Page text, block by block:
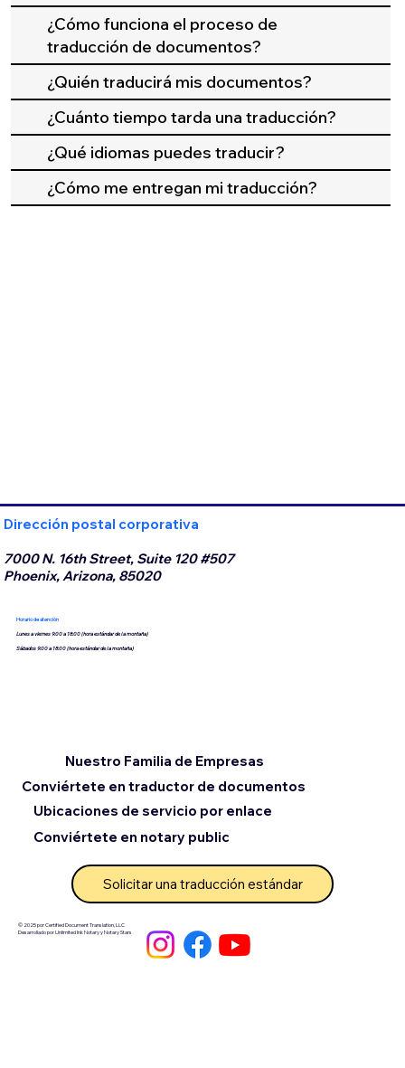
¿Cómo funciona el proceso de
traducción de documentos?
¿Quién traducirá mis documentos?
¿Cuánto tiempo tarda una traducción?
¿Qué idiomas puedes traducir?
¿Cómo me entregan mi traducción?
Dirección postal corporativa
7000 N. 16th Street, Suite 120 #507
Phoenix, Arizona, 85020
Horario de atención
Lunes a viernes 9:00 a 18:00 (hora estándar de la montaña)
Sábados 9:00 a 18:00 (hora estándar de la montaña)
© 2025 por Certified Document Translation, LLC
Desarrollado por Unlimited Ink Notary y Notary Stars
Conviértete en traductor de documentos
Ubicaciones de servicio por enlace
Nuestro Familia de Empresas
Conviértete en notary public
Solicitar una traducción estándar